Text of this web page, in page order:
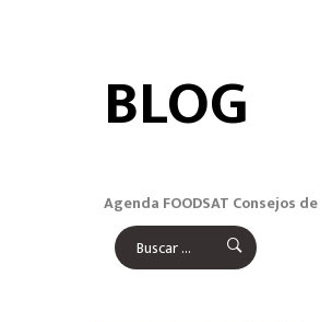
BLOG
Agenda FOODSAT Consejos